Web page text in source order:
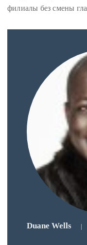
филиалы без смены
Duane Wells